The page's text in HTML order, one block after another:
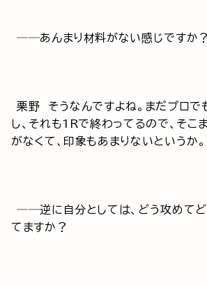
──あんまり材料がない感じですか？
栗野 そうなんですよね。まだプロで
し、それも1Rで終わってるので、そこ
がなくて、印象もあまりないというか。
──逆に自分としては、どう攻めてど
てますか？